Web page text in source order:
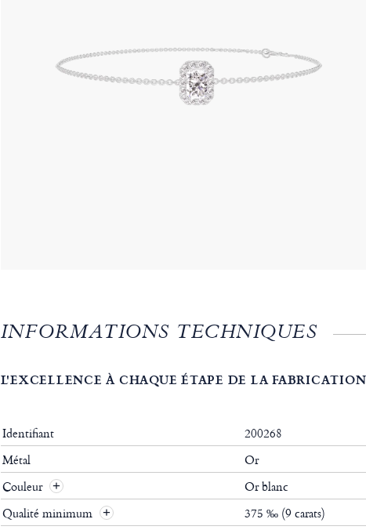
INFORMATIONS TECHNIQUES
L'EXCELLENCE À CHAQUE ÉTAPE DE LA FABRICATION
Identifiant
200268
Métal
Or
Couleur
Or blanc
Qualité minimum
375 ‰ (9 carats)